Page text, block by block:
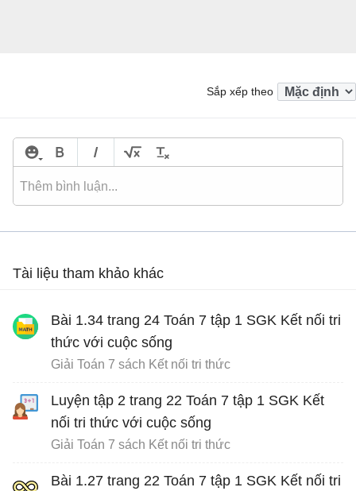
Sắp xếp theo
Tài liệu tham khảo khác
Bài 1.34 trang 24 Toán 7 tập 1 SGK Kết nối tri
thức với cuộc sống
Giải Toán 7 sách Kết nối tri thức
Luyện tập 2 trang 22 Toán 7 tập 1 SGK Kết
nối tri thức với cuộc sống
Giải Toán 7 sách Kết nối tri thức
Bài 1.27 trang 22 Toán 7 tập 1 SGK Kết nối tri